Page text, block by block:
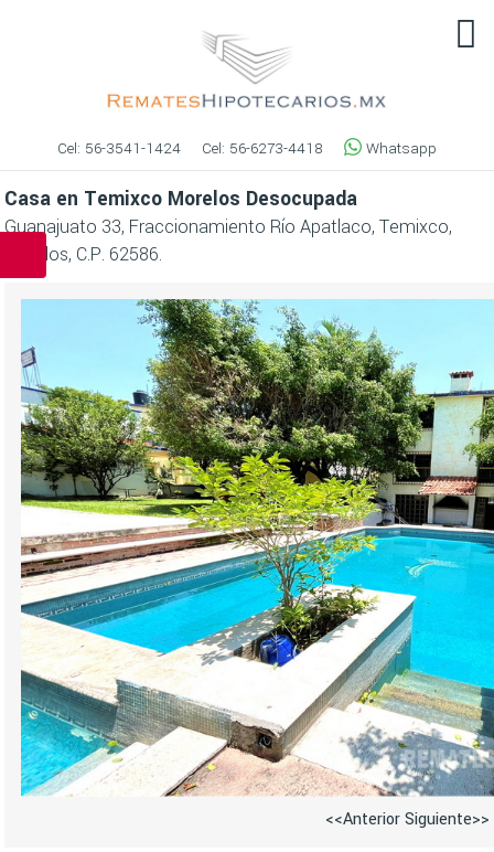
Cel: 56-3541-1424 Cel: 56-6273-4418 Whatsapp
Casa en Temixco Morelos Desocupada
Guanajuato 33, Fraccionamiento Río Apatlaco, Temixco,
Morelos, C.P. 62586.
<<AnteriorSiguiente>>